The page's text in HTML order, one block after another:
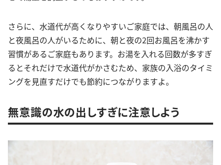
さらに、水道代が高くなりやすいご家庭では、朝風呂の人
と夜風呂の人がいるために、朝と夜の2回お風呂を沸かす
習慣があるご家庭もあります。お湯を入れる回数が多すぎ
るとそれだけで水道代がかさむため、家族の入浴のタイミ
ングを見直すだけでも節約につながりますよ。
無意識の水の出しすぎに注意しよう